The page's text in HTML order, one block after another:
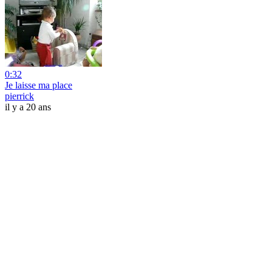
0:32
Je laisse ma place
pierrick
il y a 20 ans